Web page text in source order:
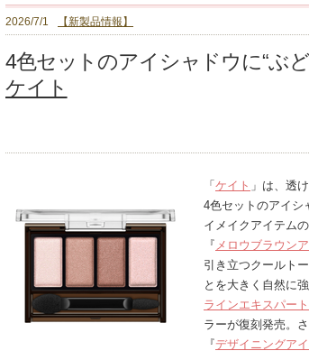
2026/7/1 【新製品情報】
4色セットのアイシャドウに“ぶ
ケイト
「 ケイト 」は、透
4色セットのアイシ
イメイクアイテム
『 メロウブラウン
引き立つクールト
とを大きく自然に
ラインエキスパート
ラーが復刻発売。
『デザイニングア